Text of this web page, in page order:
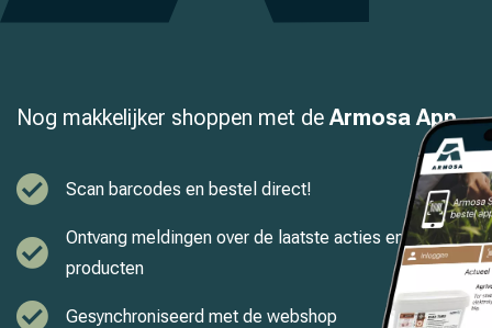
Nog makkelijker shoppen met de Armosa App
Scan barcodes en bestel direct!
Ontvang meldingen over de laatste acties en
producten
Gesynchroniseerd met de webshop